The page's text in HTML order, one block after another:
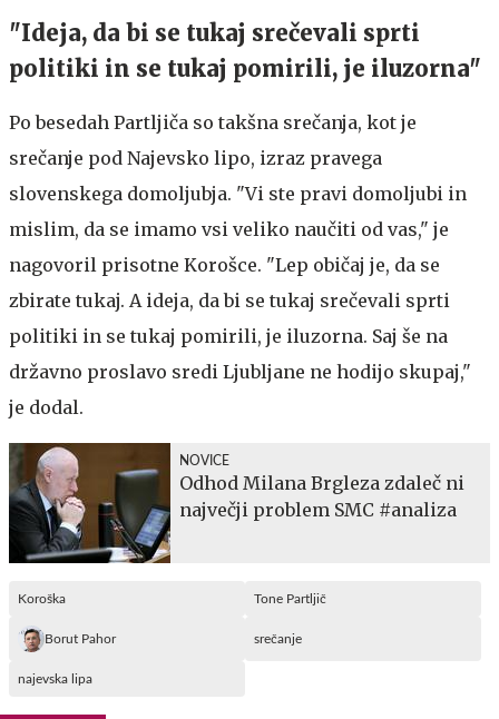
"Ideja, da bi se tukaj srečevali sprti
politiki in se tukaj pomirili, je iluzorna"
Po besedah Partljiča so takšna srečanja, kot je
srečanje pod Najevsko lipo, izraz pravega
slovenskega domoljubja. "Vi ste pravi domoljubi in
mislim, da se imamo vsi veliko naučiti od vas," je
nagovoril prisotne Korošce. "Lep običaj je, da se
zbirate tukaj. A ideja, da bi se tukaj srečevali sprti
politiki in se tukaj pomirili, je iluzorna. Saj še na
državno proslavo sredi Ljubljane ne hodijo skupaj,"
je dodal.
NOVICE
Odhod Milana Brgleza zdaleč ni
največji problem SMC #analiza
Koroška Tone Partljič
Borut Pahor srečanje
najevska lipa